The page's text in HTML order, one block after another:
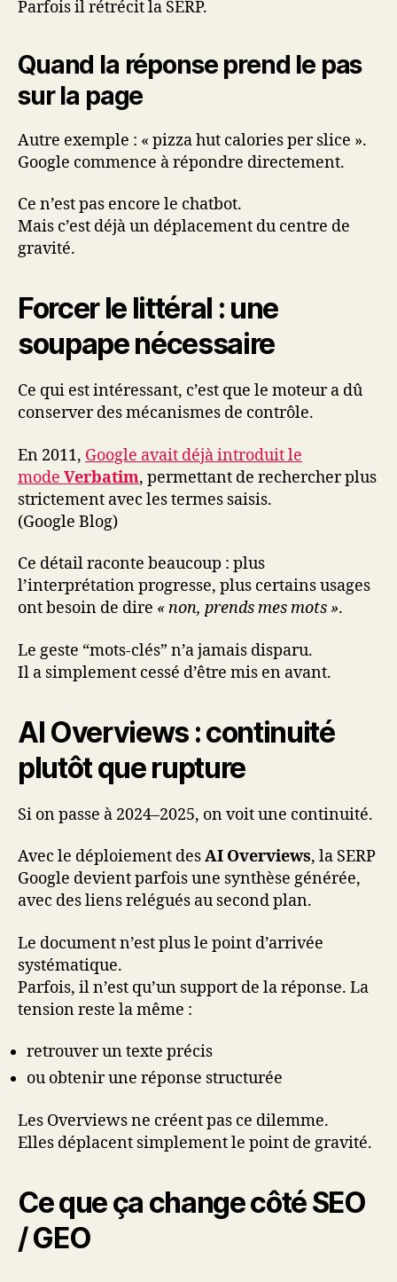
Parfois il rétrécit la SERP.
Quand la réponse prend le pas
sur la page
Autre exemple : « pizza hut calories per slice ».
Google commence à répondre directement.
Ce n’est pas encore le chatbot.
Mais c’est déjà un déplacement du centre de
gravité.
Forcer le littéral : une
soupape nécessaire
Ce qui est intéressant, c’est que le moteur a dû
conserver des mécanismes de contrôle.
En 2011, Google avait déjà introduit le
mode Verbatim, permettant de rechercher plus
strictement avec les termes saisis.
(Google Blog)
Ce détail raconte beaucoup : plus
l’interprétation progresse, plus certains usages
ont besoin de dire « non, prends mes mots ».
Le geste “mots-clés” n’a jamais disparu.
Il a simplement cessé d’être mis en avant.
AI Overviews : continuité
plutôt que rupture
Si on passe à 2024–2025, on voit une continuité.
Avec le déploiement desAI Overviews, la SERP
Google devient parfois une synthèse générée,
avec des liens relégués au second plan.
Le document n’est plus le point d’arrivée
systématique.
Parfois, il n’est qu’un support de la réponse. La
tension reste la même :
retrouver un texte précis
ou obtenir une réponse structurée
Les Overviews ne créent pas ce dilemme.
Elles déplacent simplement le point de gravité.
Ce que ça change côté SEO
/ GEO